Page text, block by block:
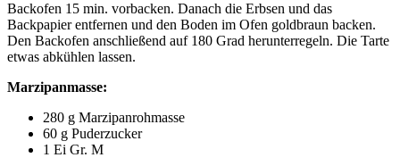
Backofen 15 min. vorbacken. Danach die Erbsen und das
Backpapier entfernen und den Boden im Ofen goldbraun backen.
Den Backofen anschließend auf 180 Grad herunterregeln. Die Tarte
etwas abkühlen lassen.
Marzipanmasse:
280 g Marzipanrohmasse
60 g Puderzucker
1 Ei Gr. M